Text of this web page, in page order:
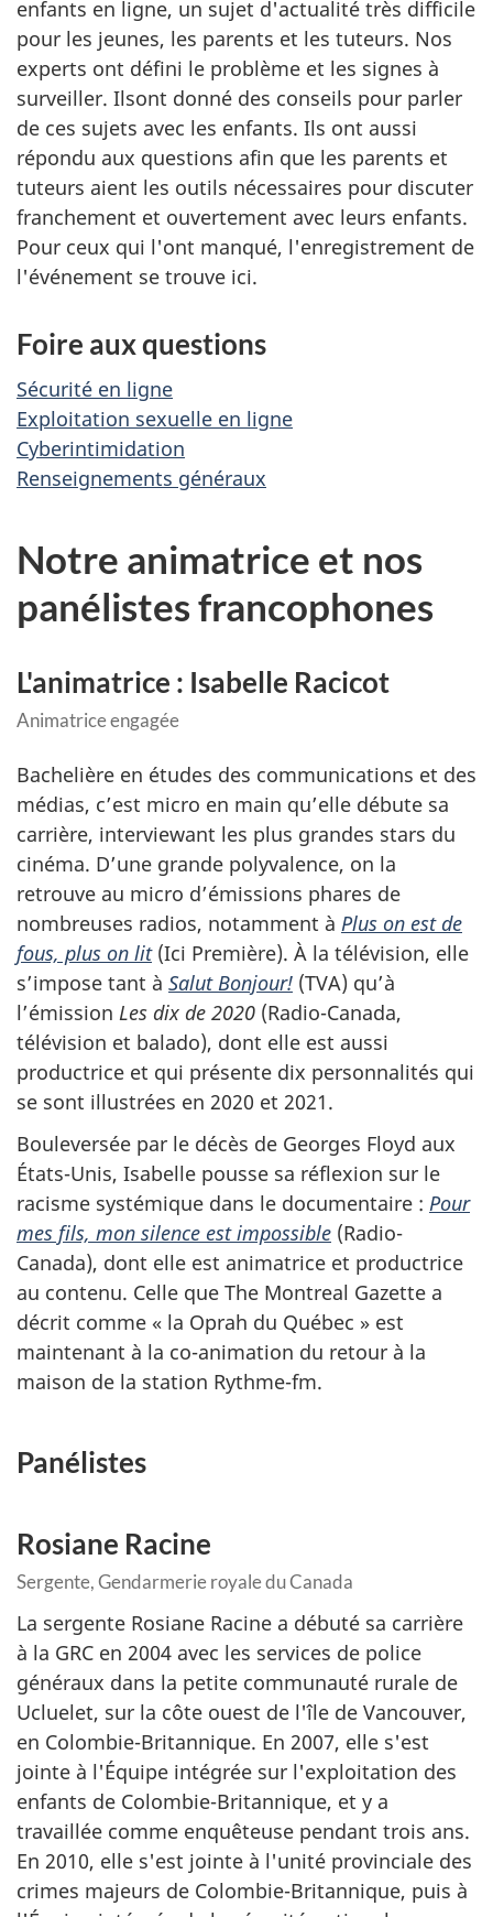
enfants en ligne, un sujet d'actualité très difficile
pour les jeunes, les parents et les tuteurs. Nos
experts ont défini le problème et les signes à
surveiller. Ilsont donné des conseils pour parler
de ces sujets avec les enfants. Ils ont aussi
répondu aux questions afin que les parents et
tuteurs aient les outils nécessaires pour discuter
franchement et ouvertement avec leurs enfants.
Pour ceux qui l'ont manqué, l'enregistrement de
l'événement se trouve ici.
Foire aux questions
Sécurité en ligne
Exploitation sexuelle en ligne
Cyberintimidation
Renseignements généraux
Notre animatrice et nos
panélistes francophones
L'animatrice : Isabelle Racicot
Animatrice engagée
Bachelière en études des communications et des
médias, c’est micro en main qu’elle débute sa
carrière, interviewant les plus grandes stars du
cinéma. D’une grande polyvalence, on la
retrouve au micro d’émissions phares de
nombreuses radios, notamment à Plus on est de
fous, plus on lit(Ici Première). À la télévision, elle
s’impose tant à Salut Bonjour! (TVA) qu’à
l’émission Les dix de 2020 (Radio-Canada,
télévision et balado), dont elle est aussi
productrice et qui présente dix personnalités qui
se sont illustrées en 2020 et 2021.
Bouleversée par le décès de Georges Floyd aux
États-Unis, Isabelle pousse sa réflexion sur le
racisme systémique dans le documentaire : Pour
mes fils, mon silence est impossible (Radio-
Canada), dont elle est animatrice et productrice
au contenu. Celle que The Montreal Gazette a
décrit comme « la Oprah du Québec » est
maintenant à la co-animation du retour à la
maison de la station Rythme-fm.
Panélistes
Rosiane Racine
Sergente, Gendarmerie royale du Canada
La sergente Rosiane Racine a débuté sa carrière
à la GRC en 2004 avec les services de police
généraux dans la petite communauté rurale de
Ucluelet, sur la côte ouest de l'île de Vancouver,
en Colombie-Britannique. En 2007, elle s'est
jointe à l'Équipe intégrée sur l'exploitation des
enfants de Colombie-Britannique, et y a
travaillée comme enquêteuse pendant trois ans.
En 2010, elle s'est jointe à l'unité provinciale des
crimes majeurs de Colombie-Britannique, puis à